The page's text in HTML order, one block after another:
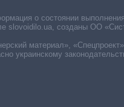
о состоянии
созданы ОО
материал»,
украинскому